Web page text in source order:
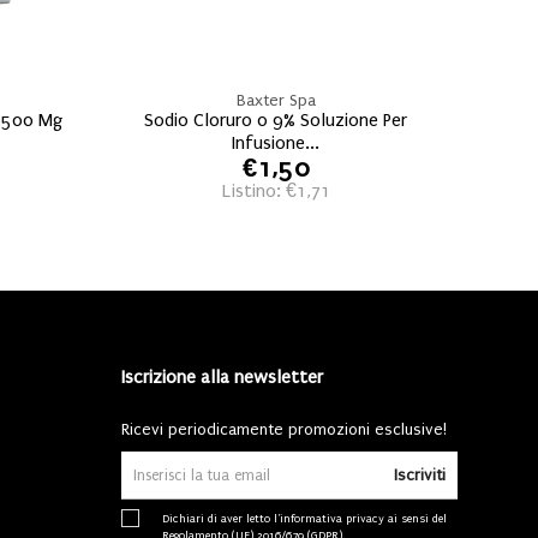
Mg
Baxter Spa
Sodio Cloruro 0 9% Soluzione Per
Infusione...
€1,50
Listino: €1,71
Iscrizione alla newsletter
Ricevi periodicamente promozioni esclusive!
Iscriviti
Dichiari di aver letto l'informativa privacy ai sensi del
Regolamento (UE) 2016/679 (GDPR).